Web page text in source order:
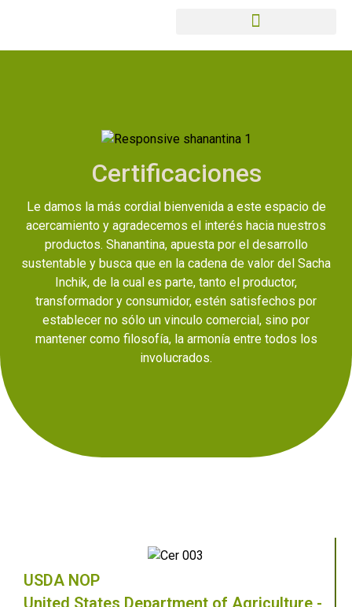
Certificaciones
Le damos la más cordial bienvenida a este espacio de
acercamiento y agradecemos el interés hacia nuestros
productos. Shanantina, apuesta por el desarrollo
sustentable y busca que en la cadena de valor del Sacha
Inchik, de la cual es parte, tanto el productor,
transformador y consumidor, estén satisfechos por
establecer no sólo un vinculo comercial, sino por
mantener como filosofía, la armonía entre todos los
involucrados.
USDA NOP
United States Department of Agriculture -